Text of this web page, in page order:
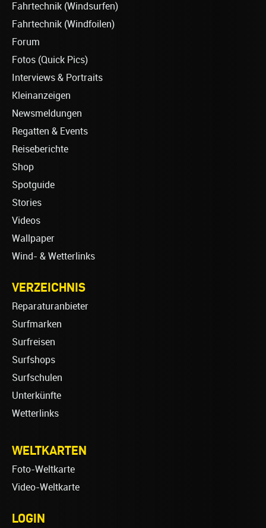
Fahrtechnik (Windsurfen)
Fahrtechnik (Windfoilen)
Forum
Fotos (Quick Pics)
Interviews & Portraits
Kleinanzeigen
Newsmeldungen
Regatten & Events
Reiseberichte
Shop
Spotguide
Stories
Videos
Wallpaper
Wind- & Wetterlinks
VERZEICHNIS
Reparaturanbieter
Surfmarken
Surfreisen
Surfshops
Surfschulen
Unterkünfte
Wetterlinks
WELTKARTEN
Foto-Weltkarte
Video-Weltkarte
LOGIN